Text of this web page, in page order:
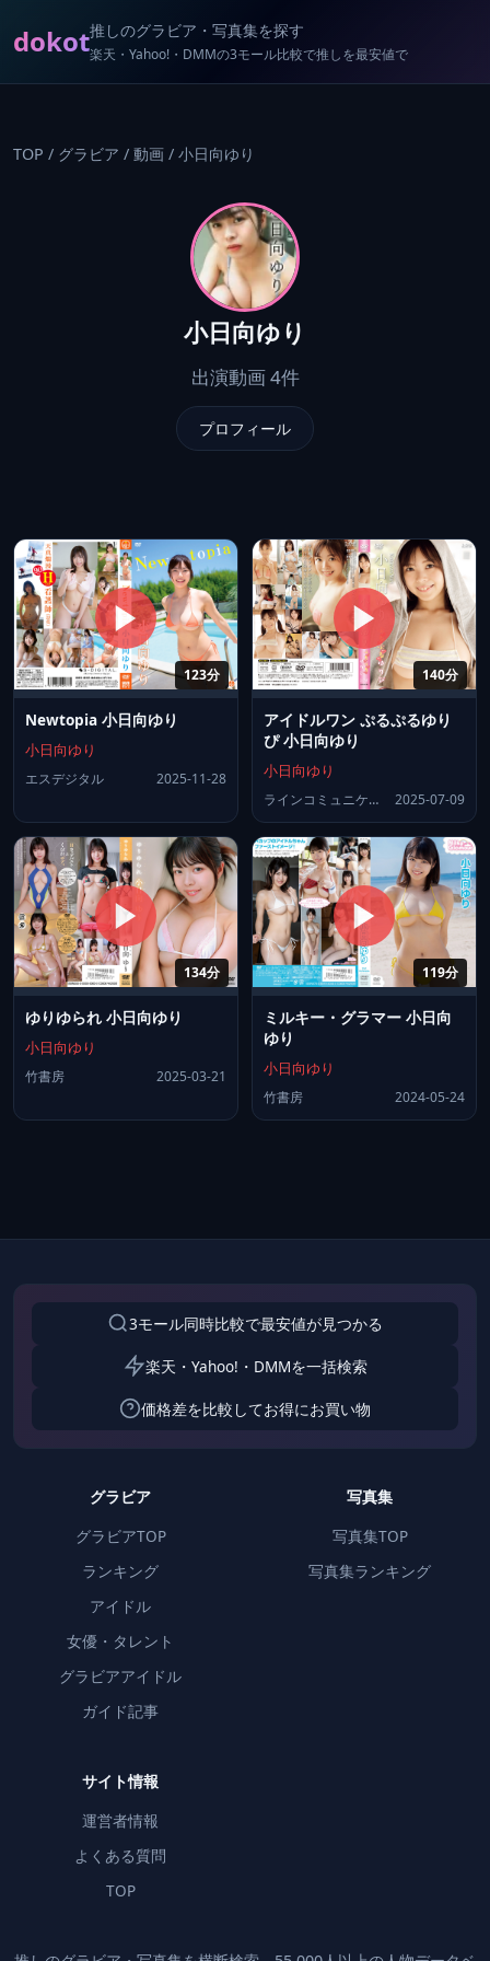
dokot推しのグラビア・写真集を探す
楽天・Yahoo!・DMMの3モール比較で推しを最安値で
TOP / グラビア / 動画 / 小日向ゆり
小日向ゆり
出演動画 4件
プロフィール
123分
Newtopia 小日向ゆり
小日向ゆり
エスデジタル 2025-11-28
140分
アイドルワン ぷるぷるゆり
ぴ 小日向ゆり
小日向ゆり
ラインコミュニケーションズ 2025-07-09
134分
ゆりゆられ 小日向ゆり
小日向ゆり
竹書房 2025-03-21
119分
ミルキー・グラマー 小日向
ゆり
小日向ゆり
竹書房 2024-05-24
3モール同時比較で最安値が見つかる
楽天・Yahoo!・DMMを一括検索
価格差を比較してお得にお買い物
グラビア
グラビアTOP
ランキング
アイドル
女優・タレント
グラビアアイドル
ガイド記事
写真集
写真集TOP
写真集ランキング
サイト情報
運営者情報
よくある質問
TOP